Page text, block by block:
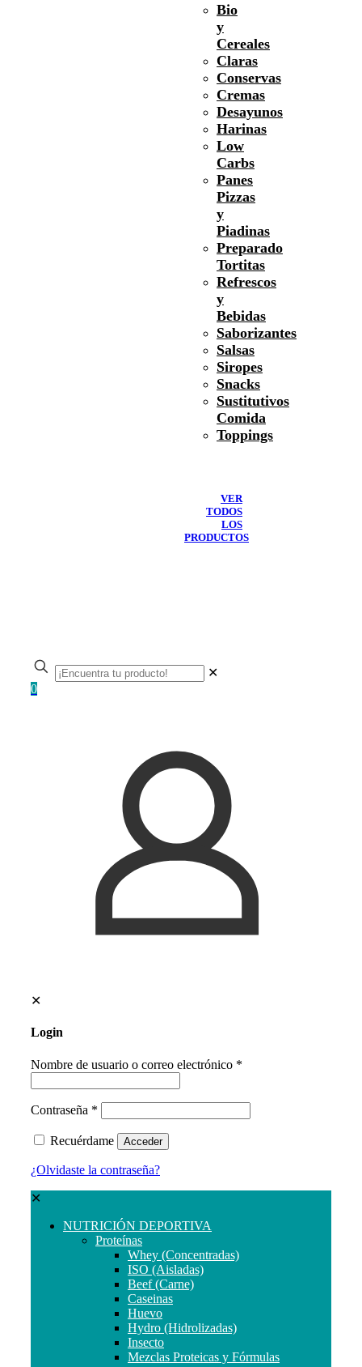
Bio
y
Cereales
Claras
Conservas
Cremas
Desayunos
Harinas
Low
Carbs
Panes
Pizzas
y
Piadinas
Preparado
Tortitas
Refrescos
y
Bebidas
Saborizantes
Salsas
Siropes
Snacks
Sustitutivos
Comida
Toppings
VER
TODOS
LOS
PRODUCTOS
✕
0
✕
Login
Nombre de usuario o correo electrónico *
Contraseña *
Recuérdame Acceder
¿Olvidaste la contraseña?
✕
NUTRICIÓN DEPORTIVA
Proteínas
Whey (Concentradas)
ISO (Aisladas)
Beef (Carne)
Caseinas
Huevo
Hydro (Hidrolizadas)
Insecto
Mezclas Proteicas y Fórmulas